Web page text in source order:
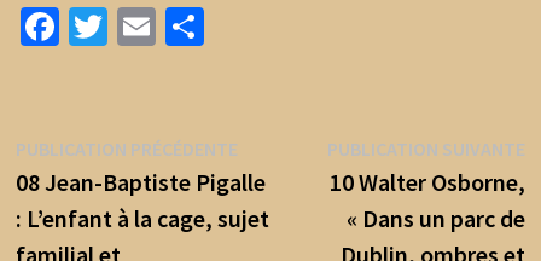
Fa
o
o
k
T
er
E
l
P
ge
r
Navigation
de
l’article
PUBLICATION PRÉCÉDENTEPublication
précédente :
08 Jean-Baptiste Pigalle
: L’enfant à la cage, sujet
familial et
PUBLICATION SUIVANTE
10 Walter Osborne,
« Dans un parc de
Dublin, ombres et